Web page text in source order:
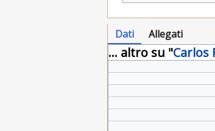
Dati Allegati
... altro su "Carlos